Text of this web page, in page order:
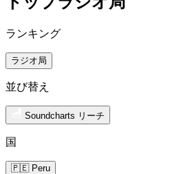
ランキング
ラジオ局
並び替え
Soundcharts リーチ
国
🇵🇪 Peru